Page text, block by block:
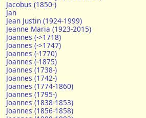
Jacobus (1850-)
Jan
Jean Justin (1924-1999)
Jeanne Maria (1923-2015)
Joannes (->1718)
Joannes (->1747)
Joannes (-1770)
Joannes (-1875)
Joannes (1738-)
Joannes (1742-)
Joannes (1774-1860)
Joannes (1795-)
Joannes (1838-1853)
Joannes (1856-1858)